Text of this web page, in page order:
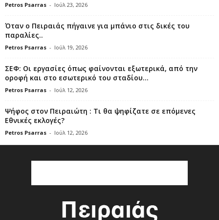
Petros Psarras - Ιούλ 23, 2026
Όταν ο Πειραιάς πήγαινε για μπάνιο στις δικές του
παραλίες..
Petros Psarras - Ιούλ 19, 2026
ΣΕΦ: Οι εργασίες όπως φαίνονται εξωτερικά, από την
οροφή και στο εσωτερικό του σταδίου...
Petros Psarras - Ιούλ 12, 2026
Ψήφος στον Πειραιώτη : Τι θα ψηφίζατε σε επόμενες
Εθνικές εκλογές?
Petros Psarras - Ιούλ 12, 2026